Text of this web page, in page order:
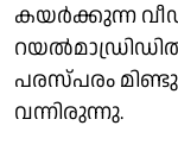
കയര്‍ക്കുന്ന
പരസ്പരം
വന്നിരുന്നു.